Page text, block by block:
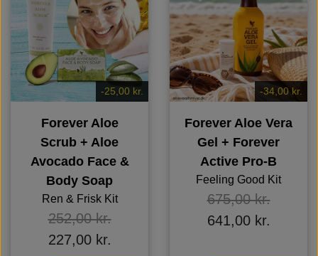
-25,00 kr.
Forever Aloe
Scrub + Aloe
Avocado Face &
Body Soap
Ren & Frisk Kit
252,00 kr.
227,00 kr.
-34,00 kr.
Forever Aloe Vera
Gel + Forever
Active Pro-B
Feeling Good Kit
675,00 kr.
641,00 kr.